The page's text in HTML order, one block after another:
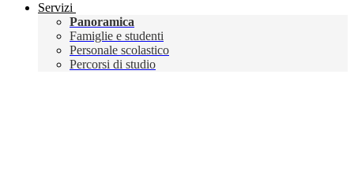
Servizi
Panoramica
Famiglie e studenti
Personale scolastico
Percorsi di studio